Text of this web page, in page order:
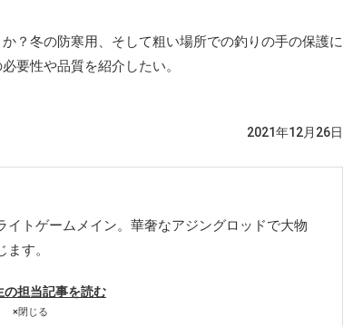
？冬の防寒用、そして粗い場所での釣りの手の保護に
要性や品質を紹介したい。
2021年12月26日
イトゲームメイン。華奢なアジングロッドで大物
す。
の担当記事を読む
×閉じる